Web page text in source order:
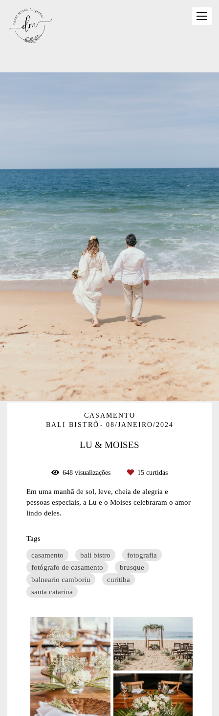
CASAMENTO
BALI BISTRÔ
08/JANEIRO/2024
LU & MOISES
648 visualizações 15 curtidas
Em uma manhã de sol, leve, cheia de alegria e
pessoas especiais, a Lu e o Moises celebraram o amor
lindo deles.
Tags
casamento
bali bistro
fotografia
fotógrafo de casamento
brusque
balneario camboriu
curitiba
santa catarina